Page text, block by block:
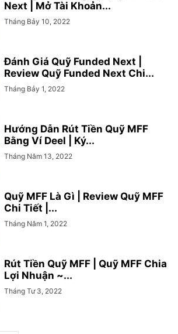
Next | Mở Tài Khoản...
Tháng Bảy 10, 2022
Đánh Giá Quỹ Funded Next |
Review Quỹ Funded Next Chi...
Tháng Bảy 1, 2022
Hướng Dẫn Rút Tiền Quỹ MFF
Bằng Ví Deel | Ký...
Tháng Năm 13, 2022
Quỹ MFF Là Gì | Review Quỹ MFF
Chi Tiết |...
Tháng Năm 1, 2022
Rút Tiền Quỹ MFF | Quỹ MFF Chia
Lợi Nhuận ~...
Tháng Tư 3, 2022